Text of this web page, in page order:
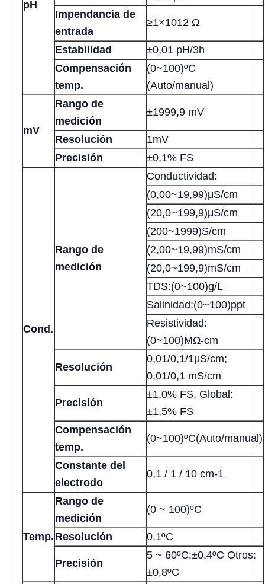
pH
Impendancia de
entrada
≥1×1012 Ω
Estabilidad
±0,01 pH/3h
Compensación
temp.
(0~100)ºC
(Auto/manual)
mV
Rango de
medición
±1999,9 mV
Resolución
1mV
Precisión
±0,1% FS
Cond.
Rango de
medición
Conductividad:
(0,00~19,99)μS/cm
(20,0~199,9)μS/cm
(200~1999)S/cm
(2,00~19,99)mS/cm
(20,0~199,9)mS/cm
TDS:(0~100)g/L
Salinidad:(0~100)ppt
Resistividad:
(0~100)MΩ-cm
Resolución
0,01/0,1/1μS/cm;
0,01/0,1 mS/cm
Precisión
±1,0% FS, Global:
±1,5% FS
Compensación
temp.
(0~100)ºC(Auto/manual)
Constante del
electrodo
0,1 / 1 / 10 cm-1
Temp.
Rango de
medición
(0 ~ 100)ºC
Resolución 0,1ºC
Precisión
5 ~ 60ºC:±0,4ºC Otros:
±0,8ºC